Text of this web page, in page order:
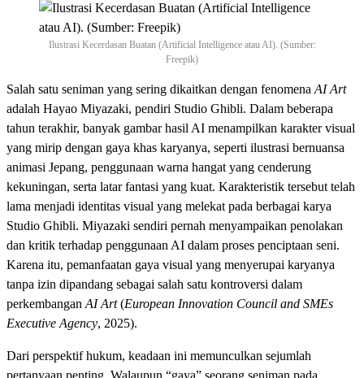
Ilustrasi Kecerdasan Buatan (Artificial Intelligence atau AI). (Sumber:
Freepik)
Salah satu seniman yang sering dikaitkan dengan fenomena AI Art
adalah Hayao Miyazaki, pendiri Studio Ghibli. Dalam beberapa
tahun terakhir, banyak gambar hasil AI menampilkan karakter visual
yang mirip dengan gaya khas karyanya, seperti ilustrasi bernuansa
animasi Jepang, penggunaan warna hangat yang cenderung
kekuningan, serta latar fantasi yang kuat. Karakteristik tersebut telah
lama menjadi identitas visual yang melekat pada berbagai karya
Studio Ghibli. Miyazaki sendiri pernah menyampaikan penolakan
dan kritik terhadap penggunaan AI dalam proses penciptaan seni.
Karena itu, pemanfaatan gaya visual yang menyerupai karyanya
tanpa izin dipandang sebagai salah satu kontroversi dalam
perkembangan AI Art(European Innovation Council and SMEs
Executive Agency, 2025).
Dari perspektif hukum, keadaan ini memunculkan sejumlah
pertanyaan penting. Walaupun “gaya” seorang seniman pada